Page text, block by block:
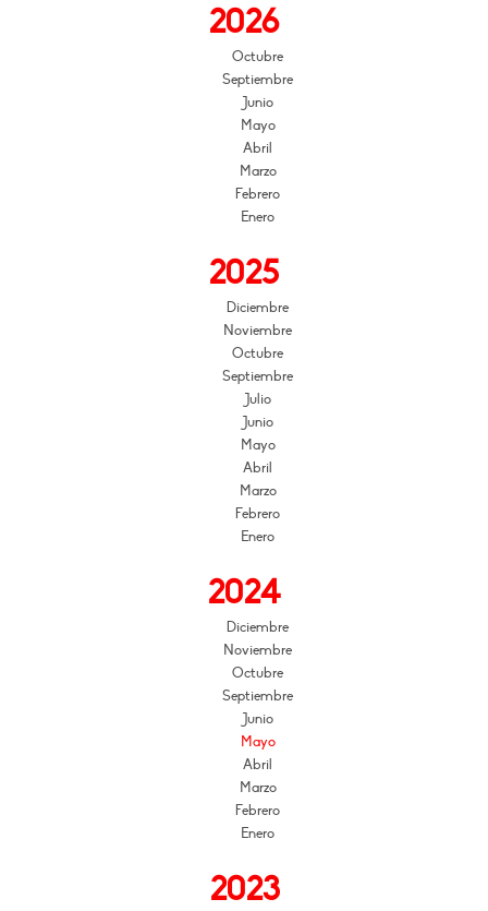
2026
Octubre
Septiembre
Junio
Mayo
Abril
Marzo
Febrero
Enero
2025
Diciembre
Noviembre
Octubre
Septiembre
Julio
Junio
Mayo
Abril
Marzo
Febrero
Enero
2024
Diciembre
Noviembre
Octubre
Septiembre
Junio
Mayo
Abril
Marzo
Febrero
Enero
2023